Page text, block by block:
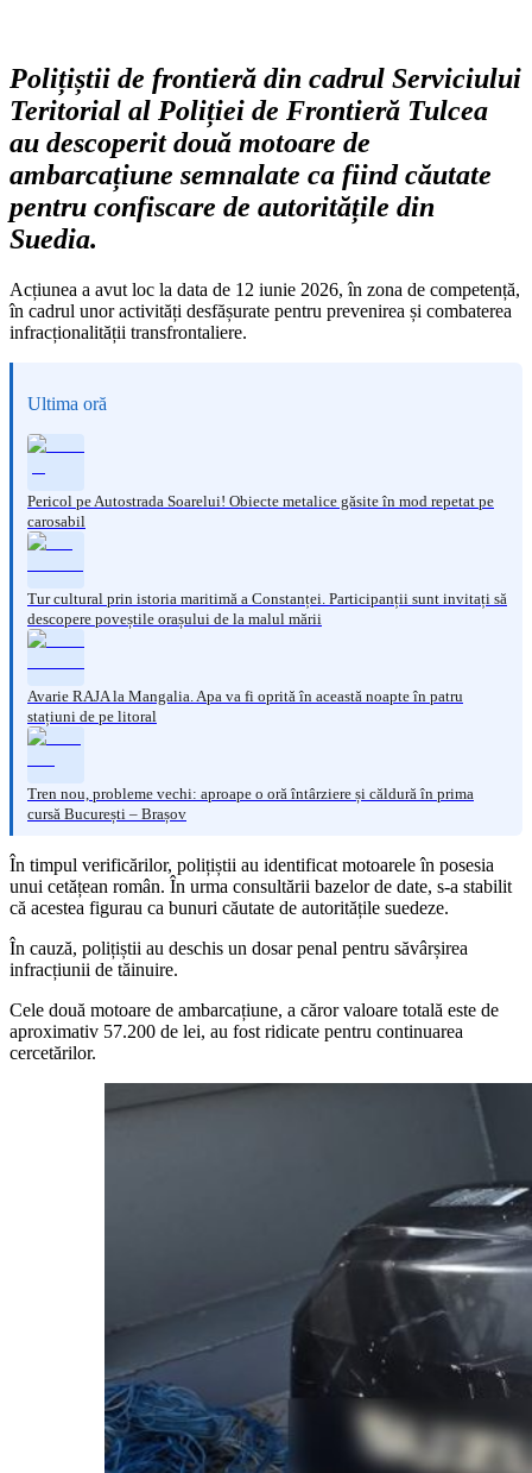
Polițiștii de frontieră din cadrul Serviciului
Teritorial al Poliției de Frontieră Tulcea
au descoperit două motoare de
ambarcațiune semnalate ca fiind căutate
pentru confiscare de autoritățile din
Suedia.
Acțiunea a avut loc la data de 12 iunie 2026, în zona de competență,
în cadrul unor activități desfășurate pentru prevenirea și combaterea
infracționalității transfrontaliere.
Ultima oră
Pericol pe Autostrada Soarelui! Obiecte metalice găsite în mod repetat pe
carosabil
Tur cultural prin istoria maritimă a Constanței. Participanții sunt invitați să
descopere poveștile orașului de la malul mării
Avarie RAJA la Mangalia. Apa va fi oprită în această noapte în patru
stațiuni de pe litoral
Tren nou, probleme vechi: aproape o oră întârziere și căldură în prima
cursă București – Brașov
În timpul verificărilor, polițiștii au identificat motoarele în posesia
unui cetățean român. În urma consultării bazelor de date, s-a stabilit
că acestea figurau ca bunuri căutate de autoritățile suedeze.
În cauză, polițiștii au deschis un dosar penal pentru săvârșirea
infracțiunii de tăinuire.
Cele două motoare de ambarcațiune, a căror valoare totală este de
aproximativ 57.200 de lei, au fost ridicate pentru continuarea
cercetărilor.